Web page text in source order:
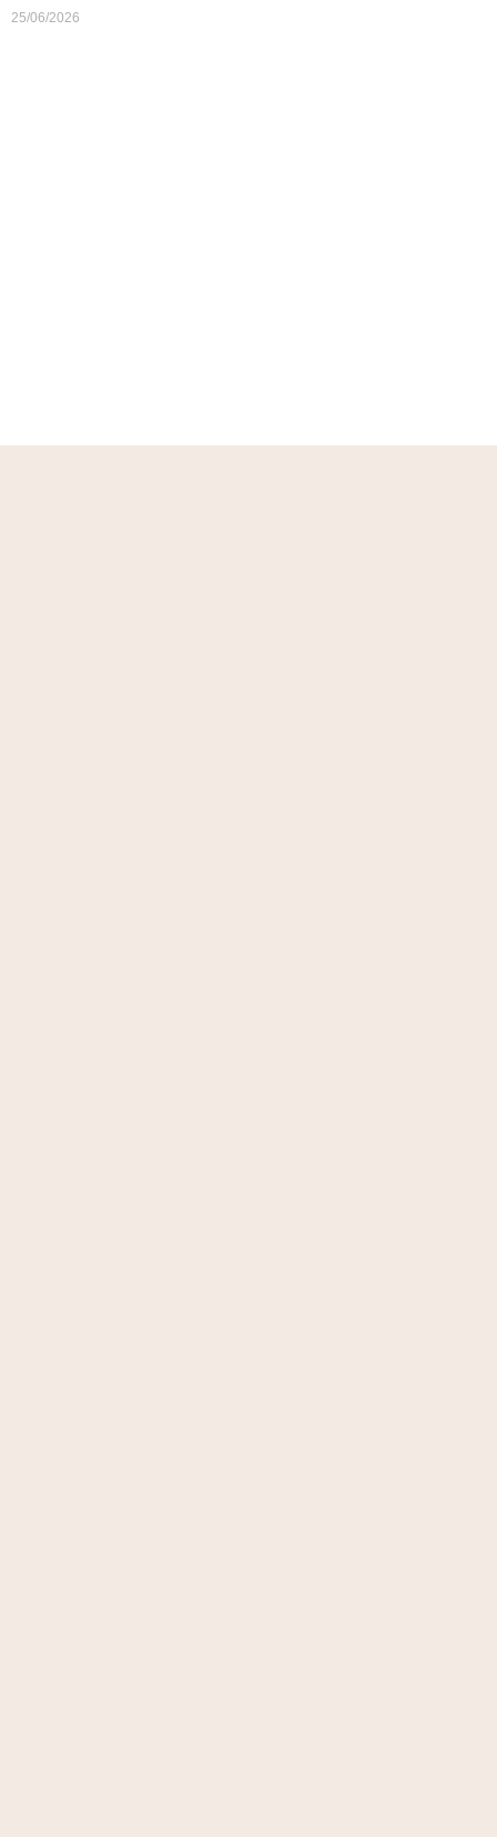
25/06/2026